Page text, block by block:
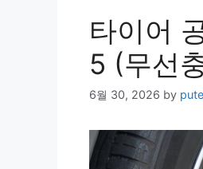
타이어
5 (무선
6월 30, 2026 by